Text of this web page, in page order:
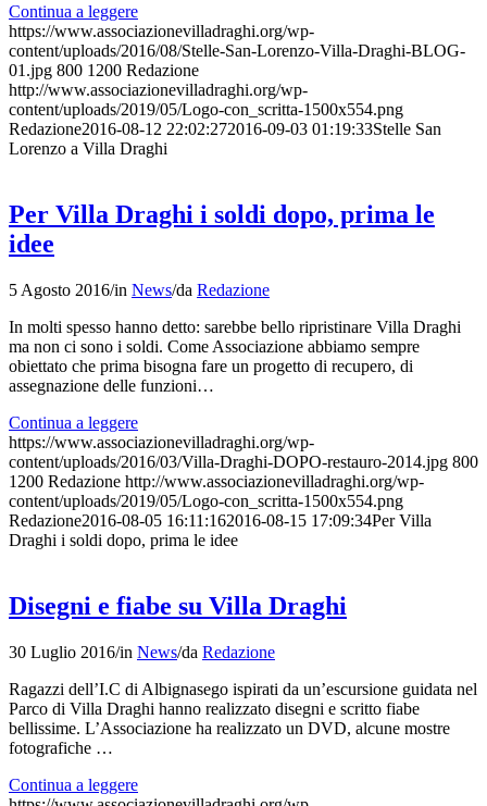
Continua a leggere
https://www.associazionevilladraghi.org/wp-
content/uploads/2016/08/Stelle-San-Lorenzo-Villa-Draghi-BLOG-
01.jpg 800 1200 Redazione
http://www.associazionevilladraghi.org/wp-
content/uploads/2019/05/Logo-con_scritta-1500x554.png
Redazione2016-08-12 22:02:272016-09-03 01:19:33Stelle San
Lorenzo a Villa Draghi
Per Villa Draghi i soldi dopo, prima le
idee
5 Agosto 2016/in News/da Redazione
In molti spesso hanno detto: sarebbe bello ripristinare Villa Draghi
ma non ci sono i soldi. Come Associazione abbiamo sempre
obiettato che prima bisogna fare un progetto di recupero, di
assegnazione delle funzioni…
Continua a leggere
https://www.associazionevilladraghi.org/wp-
content/uploads/2016/03/Villa-Draghi-DOPO-restauro-2014.jpg 800
1200 Redazione http://www.associazionevilladraghi.org/wp-
content/uploads/2019/05/Logo-con_scritta-1500x554.png
Redazione2016-08-05 16:11:162016-08-15 17:09:34Per Villa
Draghi i soldi dopo, prima le idee
Disegni e fiabe su Villa Draghi
30 Luglio 2016/in News/da Redazione
Ragazzi dell’I.C di Albignasego ispirati da un’escursione guidata nel
Parco di Villa Draghi hanno realizzato disegni e scritto fiabe
bellissime. L’Associazione ha realizzato un DVD, alcune mostre
fotografiche …
Continua a leggere